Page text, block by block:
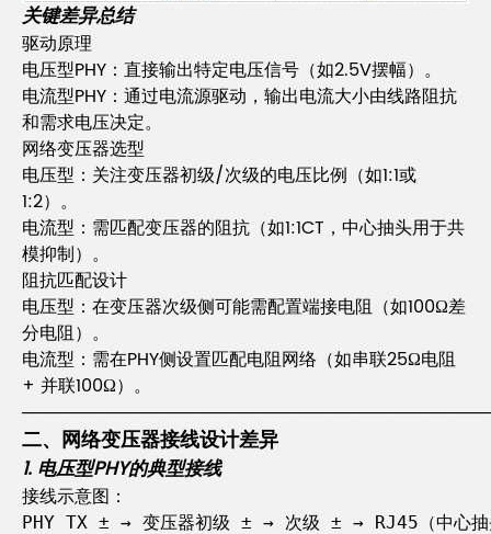
关键差异总结
驱动原理
电压型PHY：直接输出特定电压信号（如2.5V摆幅）。
电流型PHY：通过电流源驱动，输出电流大小由线路阻抗
和需求电压决定。
网络变压器选型
电压型：关注变压器初级/次级的电压比例（如1:1或
1:2）。
电流型：需匹配变压器的阻抗（如1:1CT，中心抽头用于共
模抑制）。
阻抗匹配设计
电压型：在变压器次级侧可能需配置端接电阻（如100Ω差
分电阻）。
电流型：需在PHY侧设置匹配电阻网络（如串联25Ω电阻
+ 并联100Ω）。
二、网络变压器接线设计差异
1. 电压型PHY的典型接线
接线示意图：